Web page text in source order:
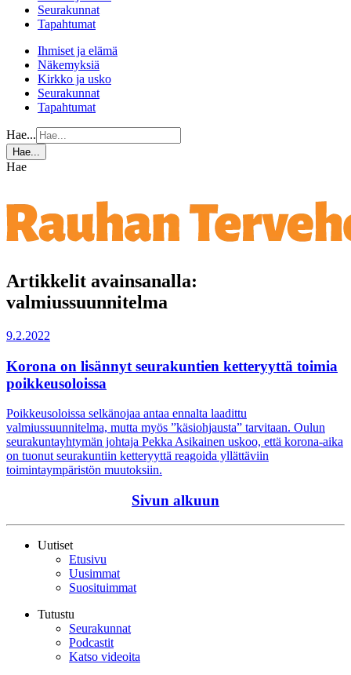
Seurakunnat
Tapahtumat
Ihmiset ja elämä
Näkemyksiä
Kirkko ja usko
Seurakunnat
Tapahtumat
Hae...
Hae...
Hae
Artikkelit avainsanalla:
valmiussuunnitelma
9.2.2022
Korona on lisännyt seurakuntien ketteryyttä toimia
poikkeusoloissa
Poikkeusoloissa selkänojaa antaa ennalta laadittu
valmiussuunnitelma, mutta myös ”käsiohjausta” tarvitaan. Oulun
seurakuntayhtymän johtaja Pekka Asikainen uskoo, että korona-aika
on tuonut seurakuntiin ketteryyttä reagoida yllättäviin
toimintaympäristön muutoksiin.
Sivun alkuun
Uutiset
Etusivu
Uusimmat
Suosituimmat
Tutustu
Seurakunnat
Podcastit
Katso videoita